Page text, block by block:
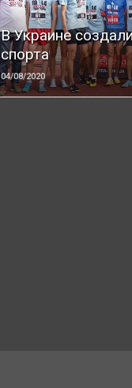
В Украине
спорта
04/08/2020